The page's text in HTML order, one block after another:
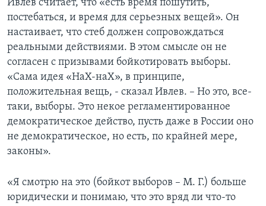
Ивлев считает, что «есть время пошутить,
постебаться, и время для серьезных вещей». Он
настаивает, что стеб должен сопровождаться
реальными действиями. В этом смысле он не
согласен с призывами бойкотировать выборы.
«Сама идея «НаХ-наХ», в принципе,
положительная вещь, - сказал Ивлев. – Но это, все-
таки, выборы. Это некое регламентированное
демократическое действо, пусть даже в России оно
не демократическое, но есть, по крайней мере,
законы».
«Я смотрю на это (бойкот выборов – М. Г.) больше
юридически и понимаю, что это вряд ли что-то